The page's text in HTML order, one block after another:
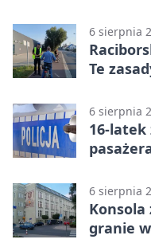
6 sierpnia
Te
6 sierpnia
16-latek
6 sierpnia
granie